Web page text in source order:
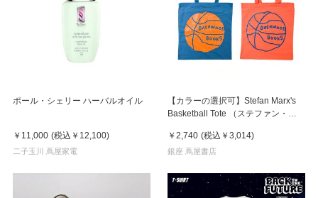
ポール・シェリー ハーバルオイル
￥11,000 (税込 ￥12,100)
二子玉川 蔦屋家電
【カラーの選択可】Stefan Marx's
Basketball Tote （ステファン・マ
￥2,740 (税込 ￥3,014)
銀座 蔦屋書店